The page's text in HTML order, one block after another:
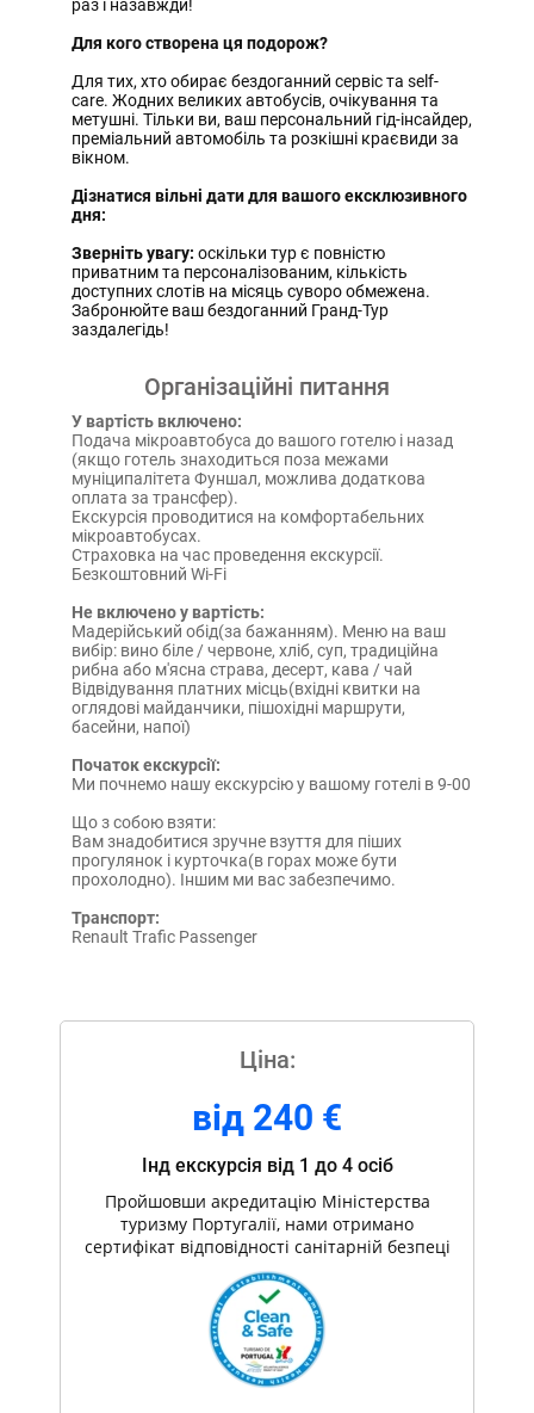
раз і назавжди!
Для кого створена ця подорож?
Для тих, хто обирає бездоганний сервіс та self-
care. Жодних великих автобусів, очікування та
метушні. Тільки ви, ваш персональний гід-інсайдер,
преміальний автомобіль та розкішні краєвиди за
вікном.
Дізнатися вільні дати для вашого ексклюзивного
дня:
Зверніть увагу:оскільки тур є повністю
приватним та персоналізованим, кількість
доступних слотів на місяць суворо обмежена.
Забронюйте ваш бездоганний Гранд-Тур
заздалегідь!
Організаційні питання
У вартість включено:
Подача мікроавтобуса до вашого готелю і назад
(якщо готель знаходиться поза межами
муніципалітета Фуншал, можлива додаткова
оплата за трансфер).
Екскурсія проводитися на комфортабельних
мікроавтобусах.
Страховка на час проведення екскурсії.
Безкоштовний Wi-Fi
Не включено у вартість:
Мадерiйський обід(за бажанням). Меню на ваш
вибір: вино біле / червоне, хліб, суп, традиційна
рибна або м'ясна страва, десерт, кава / чай
Відвідування платних місць(вхідні квитки на
оглядові майданчики, пішохідні маршрути,
басейни, напої)
Початок екскурсії:
Ми почнемо нашу екскурсію у вашому готелі в 9-00
Що з собою взяти:
Вам знадобитися зручне взуття для піших
прогулянок і курточка(в горах може бути
прохолодно). Іншим ми вас забезпечимо.
Транспорт:
Renault Trafic Passenger
Цiна:
від 240 €
Інд екскурсія вiд 1 до 4 осіб
Пройшовши акредитацію Міністерства
туризму Португалії, нами отримано
сертифікат відповідності санітарній безпеці